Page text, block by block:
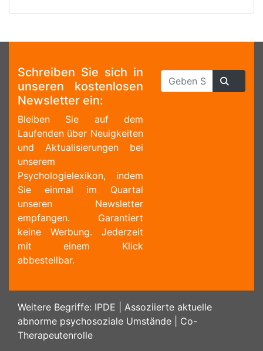
Schreiben Sie sich in
unseren kostenlosen
Newsletter ein:
Bleiben Sie auf dem
Laufenden über Neuigkeiten
und Aktualisierungen bei
unserem
Psychologielexikon, indem
Sie einmal im Quartal
unseren Newsletter
empfangen. Garantiert
keine Werbung. Jederzeit
mit einem Klick
abbestellbar.
Weitere Begriffe: IPDE
Assoziierte aktuelle
abnorme psychosoziale Umstände
Co-
Therapeutenrolle